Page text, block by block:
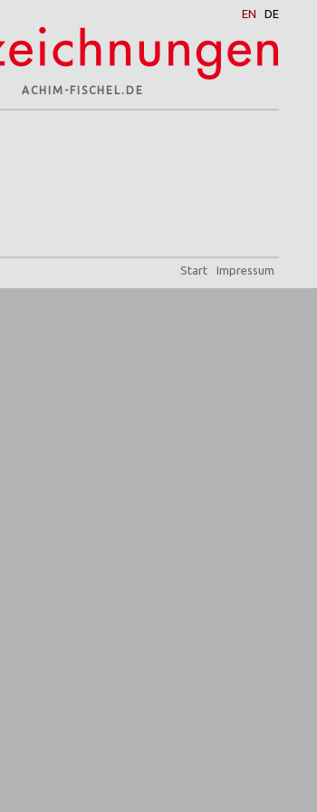
ACHIM-FISCHEL.DE
EN DE
Navigation
Start Impressum